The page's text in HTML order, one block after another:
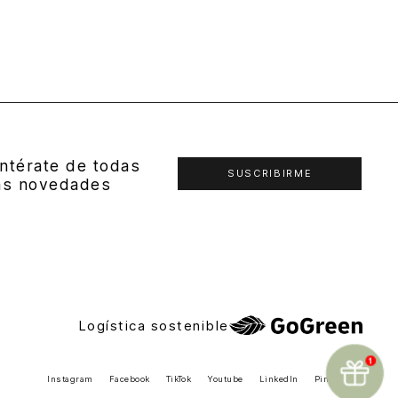
de todas
novedades
SUSCRIBIRME
Logística sostenible
Instagram Facebook TikTok Youtube LinkedIn Pinterest